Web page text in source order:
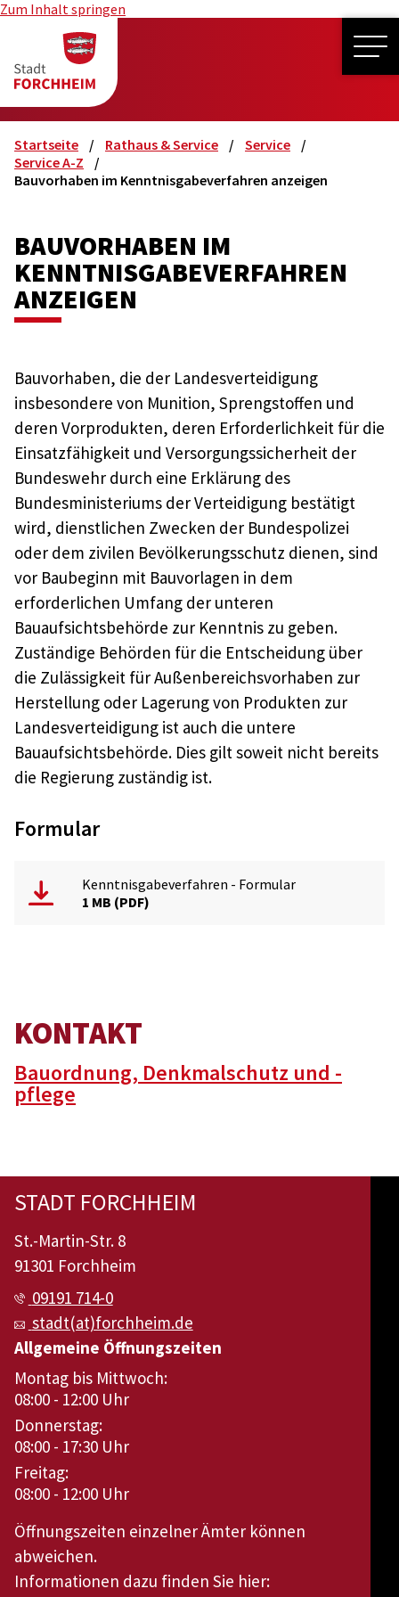
Zum Inhalt springen
Startseite Rathaus & Service
Service
Service A-Z
Bauvorhaben im Kenntnisgabeverfahren anzeigen
BAUVORHABEN IM
KENNTNISGABEVERFAHREN
ANZEIGEN
Bauvorhaben, die der Landesverteidigung
insbesondere von Munition, Sprengstoffen und
deren Vorprodukten, deren Erforderlichkeit für die
Einsatzfähigkeit und Versorgungssicherheit der
Bundeswehr durch eine Erklärung des
Bundesministeriums der Verteidigung bestätigt
wird, dienstlichen Zwecken der Bundespolizei
oder dem zivilen Bevölkerungsschutz dienen, sind
vor Baubeginn mit Bauvorlagen in dem
erforderlichen Umfang der unteren
Bauaufsichtsbehörde zur Kenntnis zu geben.
Zuständige Behörden für die Entscheidung über
die Zulässigkeit für Außenbereichsvorhaben zur
Herstellung oder Lagerung von Produkten zur
Landesverteidigung ist auch die untere
Bauaufsichtsbehörde. Dies gilt soweit nicht bereits
die Regierung zuständig ist.
Formular
Kenntnisgabeverfahren - Formular
1 MB PDF
KONTAKT
Bauordnung, Denkmalschutz und -
pflege
STADT FORCHHEIM
St.-Martin-Str. 8
91301 Forchheim
09191 714-0
stadt(at)forchheim.de
Allgemeine Öffnungszeiten
Montag bis Mittwoch:
08:00 - 12:00 Uhr
Donnerstag:
08:00 - 17:30 Uhr
Freitag:
08:00 - 12:00 Uhr
Öffnungszeiten einzelner Ämter können
abweichen.
Informationen dazu finden Sie hier: